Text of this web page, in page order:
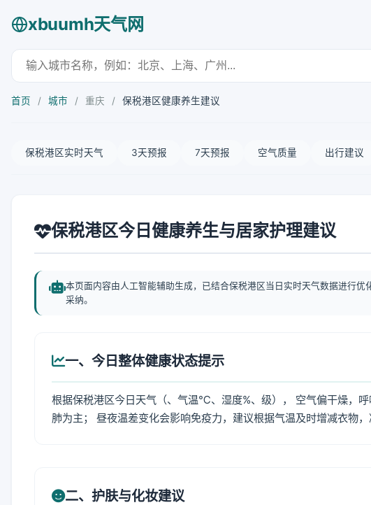
xbuumh天气网
首页 / 城市 / 重庆 / 保税港区健康养生建议
保税港区实时天气 3天预报 7天预报 空气质量 出行建议
保税港区今日健康养生与居家护理建议
本页面内容由人工智能辅助生成，已结合保税港区当日实时天气数据进行
采纳。
一、今日整体健康状态提示
根据保税港区今日天气（、气温℃、湿度%、级）， 空气偏干燥，
肺为主； 昼夜温差变化会影响免疫力，建议根据气温及时增减衣物，
二、护肤与化妆建议